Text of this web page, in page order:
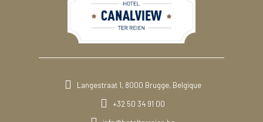
Langestraat 1, 8000 Brugge, Belgique
+32 50 34 91 00